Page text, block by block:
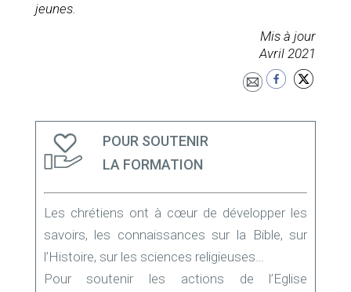
jeunes.
Mis à jour
Avril 2021
POUR SOUTENIR
LA FORMATION
Les chrétiens ont à cœur de développer les
savoirs, les connaissances sur la Bible, sur
l’Histoire, sur les sciences religieuses…
Pour soutenir les actions de l’Eglise